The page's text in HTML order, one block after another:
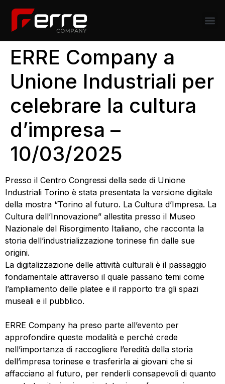
ERRE Company a
Unione Industriali per
celebrare la cultura
d’impresa –
10/03/2025
Presso il Centro Congressi della sede di Unione
Industriali Torino è stata presentata la versione digitale
della mostra “Torino al futuro. La Cultura d’Impresa. La
Cultura dell’Innovazione” allestita presso il Museo
Nazionale del Risorgimento Italiano, che racconta la
storia dell’industrializzazione torinese fin dalle sue
origini.
La digitalizzazione delle attività culturali è il passaggio
fondamentale attraverso il quale passano temi come
l’ampliamento delle platee e il rapporto tra gli spazi
museali e il pubblico.
ERRE Company ha preso parte all’evento per
approfondire queste modalità e perché crede
nell’importanza di raccogliere l’eredità della storia
dell’impresa torinese e trasferirla ai giovani che si
affacciano al futuro, per renderli consapevoli di quanto